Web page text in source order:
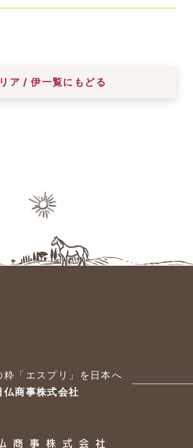
ア / 伊一覧にもどる
粋「エスプリ」を日本へ
仏商事株式会社